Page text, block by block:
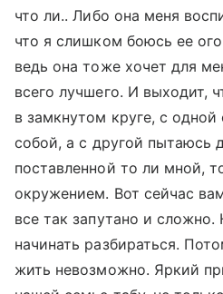
что ли.. Либо она меня
что я слишком боюсь ее
ведь она тоже хочет для
всего лучшего. И выходит,
в замкнутом круге, с
собой, а с другой пытаюсь
поставленной то ли мной,
окружением. Вот сейчас
все так запутано и сложно.
начинать разбираться.
жить невозможно. Яркий